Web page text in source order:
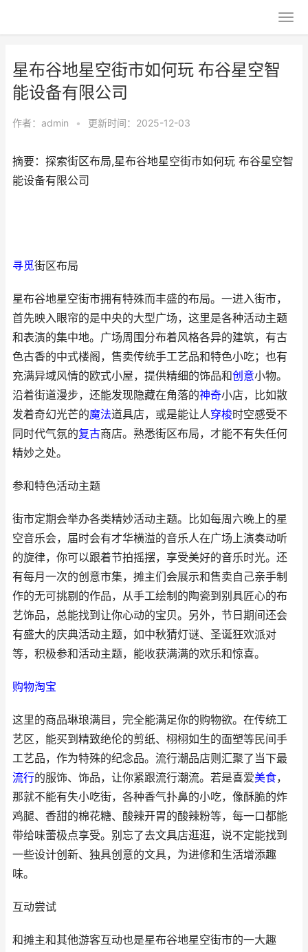
星布谷地星空街市如何玩 布谷星空智
能设备有限公司
作者： admin • 更新时间：2025-12-03
摘要：探索街区布局,星布谷地星空街市如何玩 布谷星空智
能设备有限公司
寻觅街区布局
星布谷地星空街市拥有特殊而丰盛的布局。一进入街市，
首先映入眼帘的是中央的大型广场，这里是各种活动主题
和表演的集中地。广场周围分布着风格各异的建筑，有古
色古香的中式楼阁，售卖传统手工艺品和特色小吃；也有
充满异域风情的欧式小屋，提供精细的饰品和创意小物。
沿着街道漫步，还能发现隐藏在角落的神奇小店，比如散
发着奇幻光芒的魔法道具店，或是能让人穿梭时空感受不
同时代气氛的复古商店。熟悉街区布局，才能不有失任何
精妙之处。
参和特色活动主题
街市定期会举办各类精妙活动主题。比如每周六晚上的星
空音乐会，届时会有才华横溢的音乐人在广场上演奏动听
的旋律，你可以跟着节拍摇摆，享受美好的音乐时光。还
有每月一次的创意市集，摊主们会展示和售卖自己亲手制
作的无可挑剔的作品，从手工绘制的陶瓷到别具匠心的布
艺饰品，总能找到让你心动的宝贝。另外，节日期间还会
有盛大的庆典活动主题，如中秋猜灯谜、圣诞狂欢派对
等，积极参和活动主题，能收获满满的欢乐和惊喜。
购物淘宝
这里的商品琳琅满目，完全能满足你的购物欲。在传统工
艺区，能买到精致绝伦的剪纸、栩栩如生的面塑等民间手
工艺品，作为特殊的纪念品。流行潮品店则汇聚了当下最
流行的服饰、饰品，让你紧跟流行潮流。若是喜爱美食，
那就不能有失小吃街，各种香气扑鼻的小吃，像酥脆的炸
鸡腿、香甜的棉花糖、酸辣开胃的酸辣粉等，每一口都能
带给味蕾极点享受。别忘了去文具店逛逛，说不定能找到
一些设计创新、独具创意的文具，为进修和生活增添趣
味。
互动尝试
和摊主和其他游客互动也是星布谷地星空街市的一大趣